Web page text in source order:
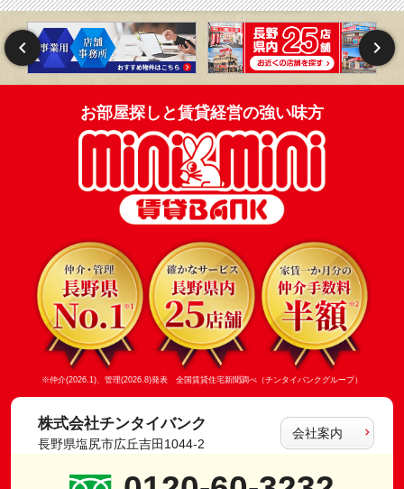
お部屋探しと賃貸経営の強い味方
※仲介(2026.1)、管理(2026.8)発表 全国賃貸住宅新聞調べ（チンタイバンクグループ）
株式会社チンタイバンク
長野県塩尻市広丘吉田1044-2
会社案内